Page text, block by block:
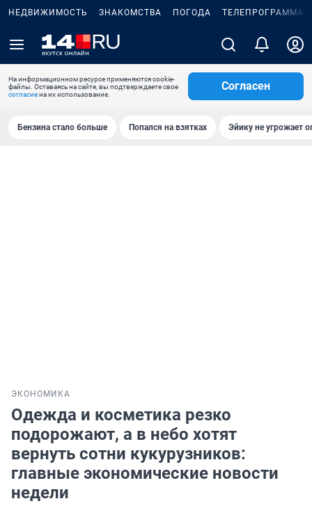
НЕДВИЖИМОСТЬ ЗНАКОМСТВА ПОГОДА ТЕЛЕПРОГРАММА
На информационном ресурсе применяются cookie-
файлы. Оставаясь на сайте, вы подтверждаете свое
согласиена их использование.
Согласен
Бензина стало больше Попался на взятках Эйику не угрожает
ЭКОНОМИКА
Одежда и косметика резко
подорожают, а в небо хотят
вернуть сотни кукурузников:
главные экономические новости
недели